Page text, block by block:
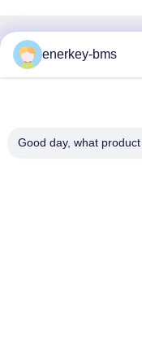
迅速な連絡
エリアA,9階,ビル
国,518106
enerkey-bms
Good day, what